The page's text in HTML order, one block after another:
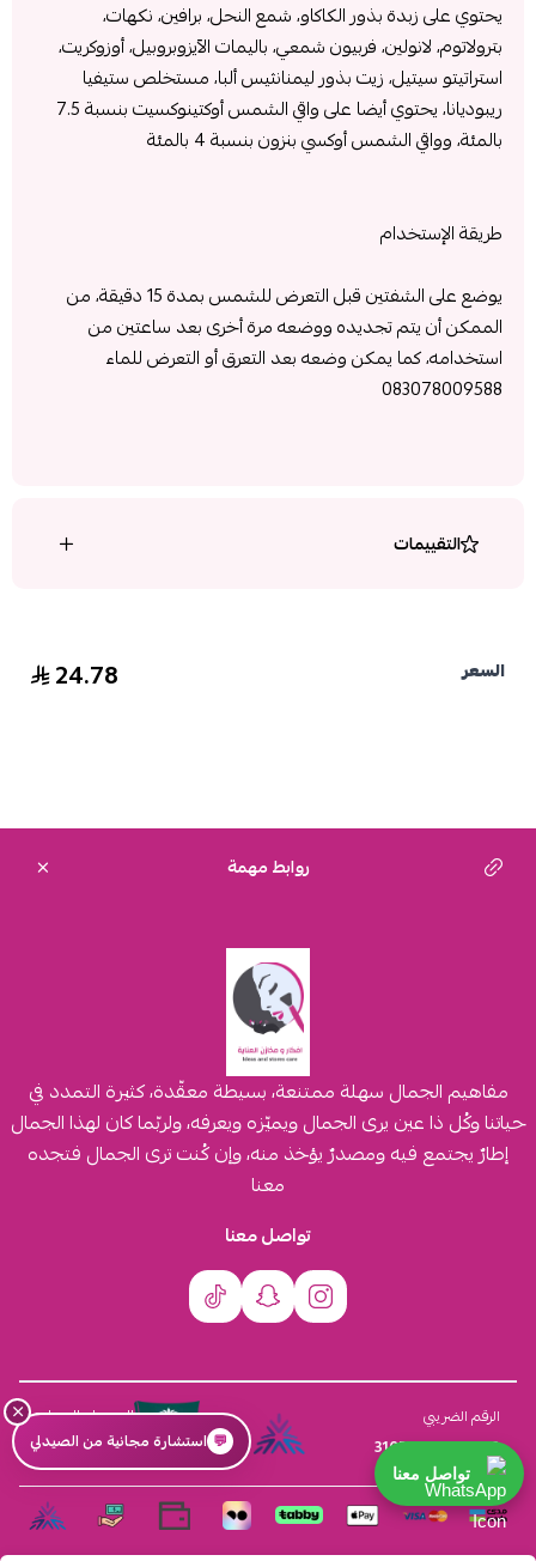
يحتوي على زبدة بذور الكاكاو، شمع النحل، برافين، نكهات،
بترولاتوم، لانولين، فربيون شمعي، باليمات الآيزوبروبيل، أوزوكريت،
استراتيتو سيتيل، زيت بذور ليمنانثيس ألبا، مستخلص ستيفيا
ريبوديانا، يحتوي أيضا على واقي الشمس أوكتينوكسيت بنسبة 7.5
بالمئة، وواقي الشمس أوكسي بنزون بنسبة 4 بالمئة
طريقة الإستخدام
يوضع على الشفتين قبل التعرض للشمس بمدة 15 دقيقة، من
الممكن أن يتم تجديده ووضعه مرة أخرى بعد ساعتين من
استخدامه، كما يمكن وضعه بعد التعرق أو التعرض للماء
083078009588
التقييمات
السعر 24.78
روابط مهمة
مفاهيم الجمال سهلة ممتنعة، بسيطة معقّدة، كثيرة التمدد في
حياتنا وكُل ذا عين يرى الجمال ويميّزه ويعرفه، ولربّما كان لهذا الجمال
إطارٌ يجتمع فيه ومصدرٌ يؤخذ منه، وإن كُنت ترى الجمال فتجده
معنا
تواصل معنا
الرقم الضريبي
310555259800003
السجل التجاري
4030431116
×
💬 استشارة مجانية من الصيدلي
تواصل معنا